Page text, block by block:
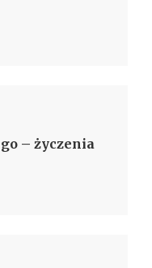
– życzenia